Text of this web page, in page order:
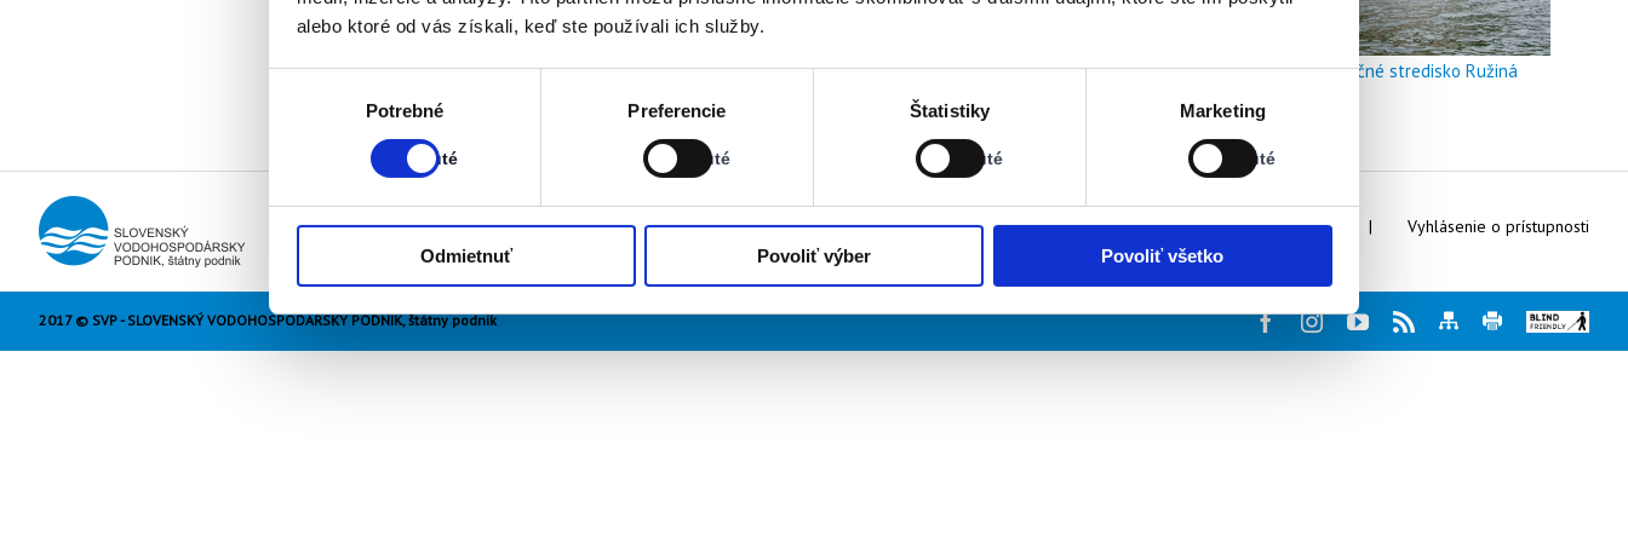
alebo ktoré od vás získali, keď ste používali ich služby.
Potrebné
Zapnuté
Stav:
Zapnuté
Preferencie
Vypnuté
Stav:
Vypnuté
Štatistiky
Vypnuté
Stav:
Vypnuté
Marketing
Vypnuté
Stav:
Vypnuté
Odmietnuť Povoliť výber Povoliť všetko
Doškoľovacie a rekreačné stredisko Ružiná
Webmaster Kontakty Vyhlásenie o prístupnosti
2017 © SVP - SLOVENSKÝ VODOHOSPODÁRSKY PODNIK, štátny podnik FacebookInstagram
Youtube
RssMapaTlač
Blind